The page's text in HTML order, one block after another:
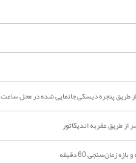
طریق پنجره دیسکی جانمایی شده در محل ساعت 3
طریق عقربه اندیکاتور
زمان‌سنجی 60 دقیقه